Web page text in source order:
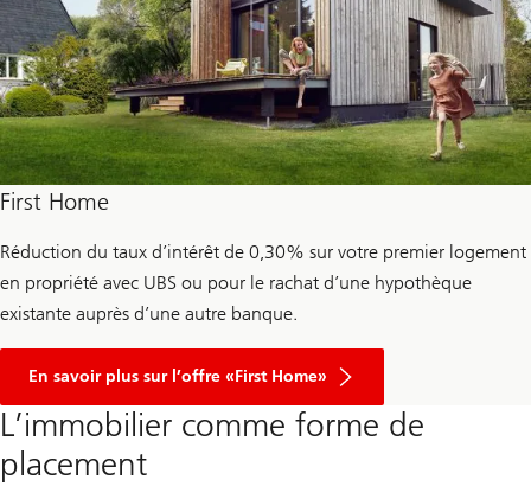
First Home
Réduction du taux d’intérêt de 0,30% sur votre premier logement
en propriété avec UBS ou pour le rachat d’une hypothèque
existante auprès d’une autre banque.
En savoir plus sur l’offre «First Home»
L’immobilier comme forme de
placement